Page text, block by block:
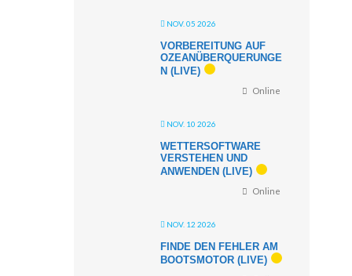
NOV. 05 2026
VORBEREITUNG AUF
OZEANÜBERQUERUNGE
N (LIVE)
Online
NOV. 10 2026
WETTERSOFTWARE
VERSTEHEN UND
ANWENDEN (LIVE)
Online
NOV. 12 2026
FINDE DEN FEHLER AM
BOOTSMOTOR (LIVE)